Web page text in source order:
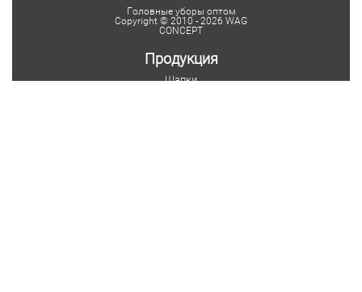
Головные уборы оптом
Copyright © 2010 - 2026 WAG
CONCEPT
Продукция
Шапки